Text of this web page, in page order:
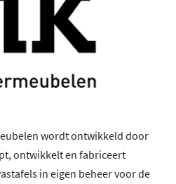
wordt ontwikkeld door
ontwikkelt en fabriceert
in eigen beheer voor de